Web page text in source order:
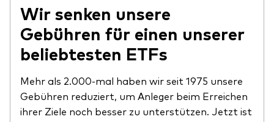
Wir senken unsere
Gebühren für einen unserer
beliebtesten ETFs
Mehr als 2.000-mal haben wir seit 1975 unsere
Gebühren reduziert, um Anleger beim Erreichen
ihrer Ziele noch besser zu unterstützen. Jetzt ist